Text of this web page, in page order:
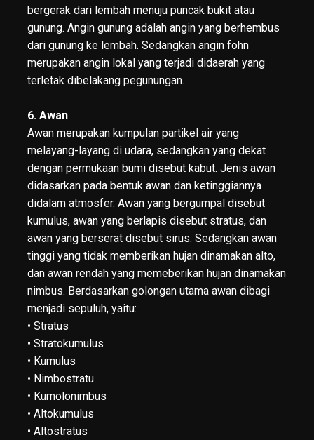
bergerak dari lembah menuju puncak bukit atau
gunung. Angin gunung adalah angin yang berhembus
dari gunung ke lembah. Sedangkan angin fohn
merupakan angin lokal yang terjadi didaerah yang
terletak dibelakang pegunungan.
6. Awan
Awan merupakan kumpulan partikel air yang
melayang-layang di udara, sedangkan yang dekat
dengan permukaan bumi disebut kabut. Jenis awan
didasarkan pada bentuk awan dan ketinggiannya
didalam atmosfer. Awan yang bergumpal disebut
kumulus, awan yang berlapis disebut stratus, dan
awan yang berserat disebut sirus. Sedangkan awan
tinggi yang tidak memberikan hujan dinamakan alto,
dan awan rendah yang memeberikan hujan dinamakan
nimbus. Berdasarkan golongan utama awan dibagi
menjadi sepuluh, yaitu:
• Stratus
• Stratokumulus
• Kumulus
• Nimbostratu
• Kumolonimbus
• Altokumulus
• Altostratus